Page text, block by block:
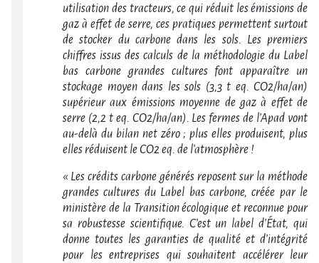
utilisation des tracteurs, ce qui réduit les émissions de
gaz à effet de serre, ces pratiques permettent surtout
de stocker du carbone dans les sols. Les premiers
chiffres issus des calculs de la méthodologie du Label
bas carbone grandes cultures font apparaître un
stockage moyen dans les sols (3,3 t eq. CO2/ha/an)
supérieur aux émissions moyenne de gaz à effet de
serre (2,2 t eq. CO2/ha/an). Les fermes de l’Apad vont
au-delà du bilan net zéro ; plus elles produisent, plus
elles réduisent le CO2 eq. de l’atmosphère !
« Les crédits carbone générés reposent sur la méthode
grandes cultures du Label bas carbone, créée par le
ministère de la Transition écologique et reconnue pour
sa robustesse scientifique. C’est un label d’État, qui
donne toutes les garanties de qualité et d’intégrité
pour les entreprises qui souhaitent accélérer leur